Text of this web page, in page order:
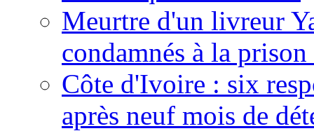
Meurtre d'un livreur
condamnés à la
Côte d'Ivoire : six
après neuf mois de